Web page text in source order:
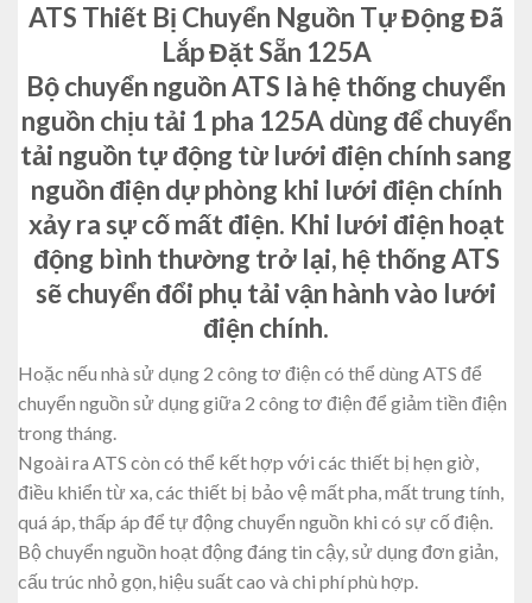
ATS Thiết Bị Chuyển Nguồn Tự Động Đã
Lắp Đặt Sẵn 125A
Bộ chuyển nguồn ATS là hệ thống chuyển
nguồn chịu tải 1 pha 125A dùng để chuyển
tải nguồn tự động từ lưới điện chính sang
nguồn điện dự phòng khi lưới điện chính
xảy ra sự cố mất điện. Khi lưới điện hoạt
động bình thường trở lại, hệ thống ATS
sẽ chuyển đổi phụ tải vận hành vào lưới
điện chính.
Hoặc nếu nhà sử dụng 2 công tơ điện có thể dùng ATS để
chuyển nguồn sử dụng giữa 2 công tơ điện để giảm tiền điện
trong tháng.
Ngoài ra ATS còn có thể kết hợp với các thiết bị hẹn giờ,
điều khiển từ xa, các thiết bị bảo vệ mất pha, mất trung tính,
quá áp, thấp áp để tự động chuyển nguồn khi có sự cố điện.
Bộ chuyển nguồn hoạt động đáng tin cậy, sử dụng đơn giản,
cấu trúc nhỏ gọn, hiệu suất cao và chi phí phù hợp.